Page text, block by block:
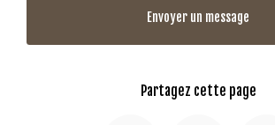
Envoyer un message
Partagez cette page